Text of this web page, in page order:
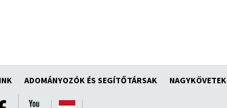
ADOMÁNYOZÓK ÉS SEGÍTŐTÁRSAK NAGYKÖVETEK